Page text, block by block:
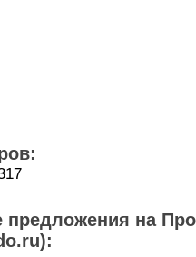
предложения на